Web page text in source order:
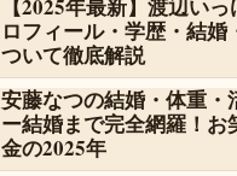
【2025年最新】渡辺い
ロフィール・学歴・結
ついて徹底解説
安藤なつの結婚・体重
ー結婚まで完全網羅！
金の2025年